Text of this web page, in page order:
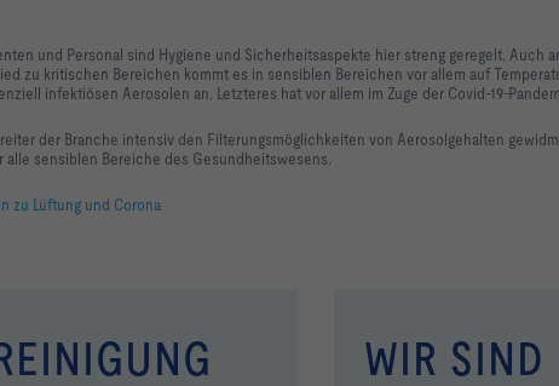
und Personal sind Hygiene und Sicherheitsaspekte hier streng geregelt. Auch
zu kritischen Bereichen kommt es in sensiblen Bereichen vor allem auf
infektiösen Aerosolen an. Letzteres hat vor allem im Zuge der Covid-19-
der Branche intensiv den Filterungsmöglichkeiten von Aerosolgehalten
alle sensiblen Bereiche des Gesundheitswesens.
zu Lüftung und Corona
WIR SIND